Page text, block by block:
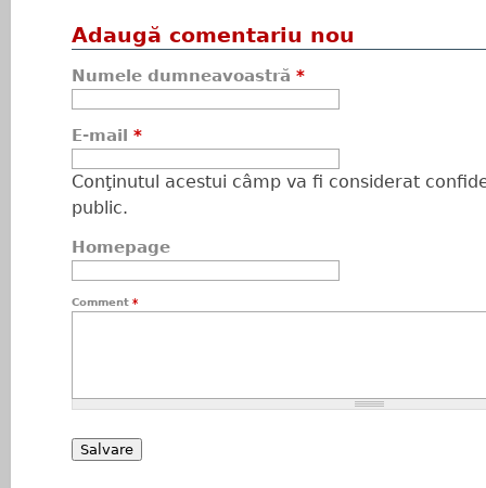
Adaugă comentariu nou
Numele dumneavoastră *
E-mail *
Conţinutul acestui câmp va fi considerat
public.
Homepage
Comment *